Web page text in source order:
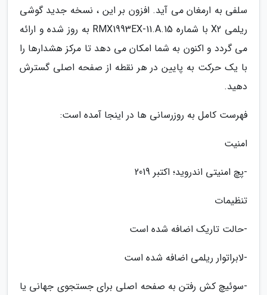
سلفی به ارمغان می آید. افزون بر این ، نسخه جدید گوشی
ریلمی X2 با شماره RMX1993EX-11.A.15 به روز شده و ارائه
می گردد و اکنون به شما امکان می دهد تا مرکز هشدارها را
با یک حرکت به پایین در هر نقطه از صفحه اصلی گسترش
دهید.
فهرست کامل به روزرسانی ها در اینجا آمده است:
امنیت
-پچ امنیتی اندروید؛ اکتبر 2019
تنظیمات
-حالت تاریک اضافه شده است
-لابراتوار ریلمی اضافه شده است
-سوئیچ کش رفتن به صفحه اصلی برای جستجوی جهانی یا